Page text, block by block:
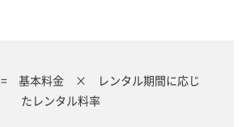
= 基本料金 × レンタル期間に応じ
たレンタル料率